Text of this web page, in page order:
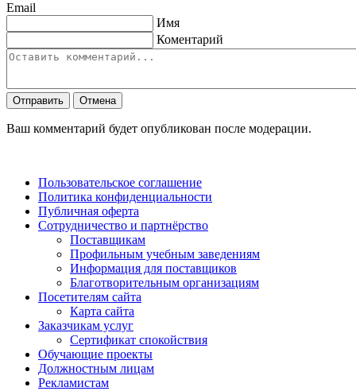
Email
Имя
Коментарий
Отправить Отмена
Ваш комментарий будет опубликован после модерации.
Пользовательское соглашение
Политика конфиденциальности
Публичная оферта
Сотрудничество и партнёрство
Поставщикам
Профильным учебным заведениям
Информация для поставщиков
Благотворительным организациям
Посетителям сайта
Карта сайта
Заказчикам услуг
Сертификат спокойствия
Обучающие проекты
Должностным лицам
Рекламистам